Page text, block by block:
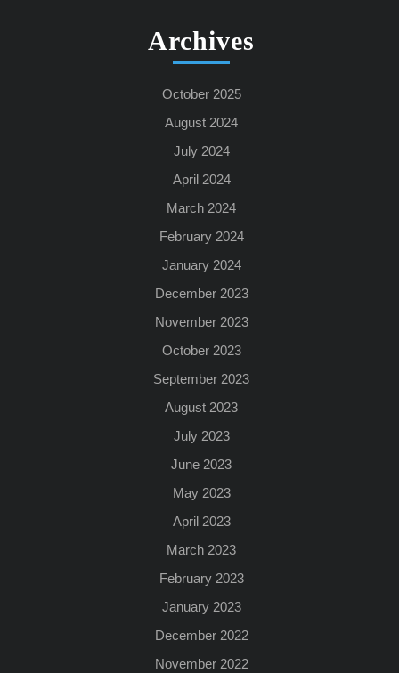
Archives
October 2025
August 2024
July 2024
April 2024
March 2024
February 2024
January 2024
December 2023
November 2023
October 2023
September 2023
August 2023
July 2023
June 2023
May 2023
April 2023
March 2023
February 2023
January 2023
December 2022
November 2022